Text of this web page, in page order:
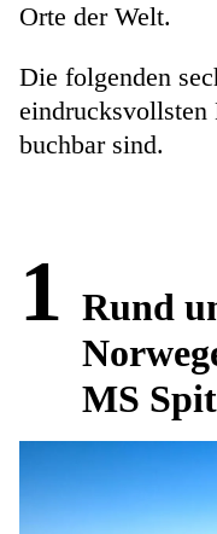
Orte der Welt.
Die folgenden
buchbar sind.
1 Rund
MS